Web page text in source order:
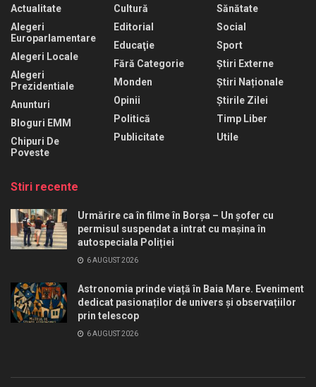
Actualitate
Alegeri
Europarlamentare
Alegeri Locale
Alegeri
Prezidentiale
Anunturi
Bloguri EMM
Chipuri De
Poveste
Cultură
Editorial
Educaţie
Fără Categorie
Monden
Opinii
Politică
Publicitate
Sănătate
Social
Sport
Știri Externe
Știri Naționale
Știrile Zilei
Timp Liber
Utile
Stiri recente
Urmărire ca în filme în Borșa – Un șofer cu
permisul suspendat a intrat cu mașina în
autospeciala Poliției
6 AUGUST 2026
Astronomia prinde viață în Baia Mare. Eveniment
dedicat pasionaților de univers și observațiilor
prin telescop
6 AUGUST 2026